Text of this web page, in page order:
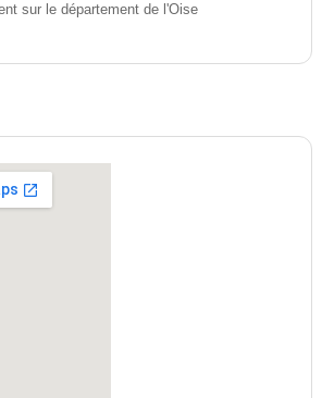
sur le département de l'Oise